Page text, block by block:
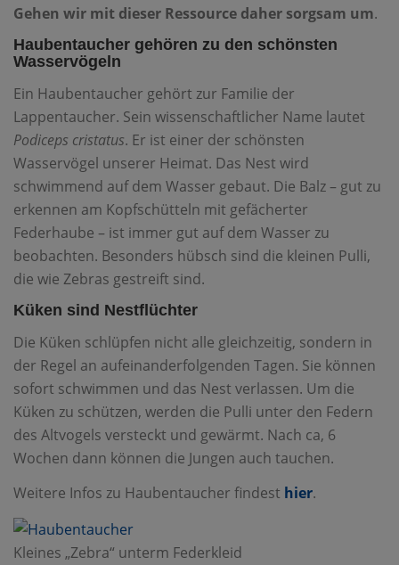
Gehen wir mit dieser Ressource daher sorgsam um.
Haubentaucher gehören zu den schönsten
Wasservögeln
Ein Haubentaucher gehört zur Familie der
Lappentaucher. Sein wissenschaftlicher Name lautet
Podiceps cristatus. Er ist einer der schönsten
Wasservögel unserer Heimat. Das Nest wird
schwimmend auf dem Wasser gebaut. Die Balz – gut zu
erkennen am Kopfschütteln mit gefächerter
Federhaube – ist immer gut auf dem Wasser zu
beobachten. Besonders hübsch sind die kleinen Pulli,
die wie Zebras gestreift sind.
Küken sind Nestflüchter
Die Küken schlüpfen nicht alle gleichzeitig, sondern in
der Regel an aufeinanderfolgenden Tagen. Sie können
sofort schwimmen und das Nest verlassen. Um die
Küken zu schützen, werden die Pulli unter den Federn
des Altvogels versteckt und gewärmt. Nach ca, 6
Wochen dann können die Jungen auch tauchen.
Weitere Infos zu Haubentaucher findest hier.
Kleines „Zebra“ unterm Federkleid